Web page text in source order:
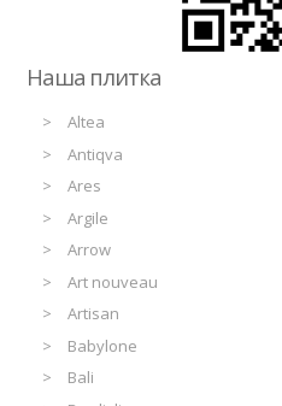
Наша плитка
Altea
Antiqva
Ares
Argile
Arrow
Art nouveau
Artisan
Babylone
Bali